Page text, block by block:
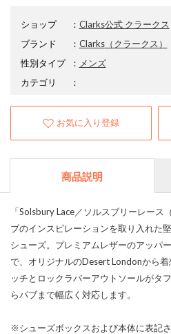
ショップ ： Clarks公式 クラークス
ブランド
： Clarks（クラークス）
性別タイプ
： メンズ
カテゴリ
：
お気に入り登録
商品説明
「Solsbury Lace／ソルスブリーレース
ブのインスピレーションを取り入れた
シューズ。プレミアムレザーのアッパ
で、オリジナルのDesert Londonから
ッチとロックラバーアウトソールがタ
らパブまで幅広く対応します。
※シューズボックスおよび本体に表記